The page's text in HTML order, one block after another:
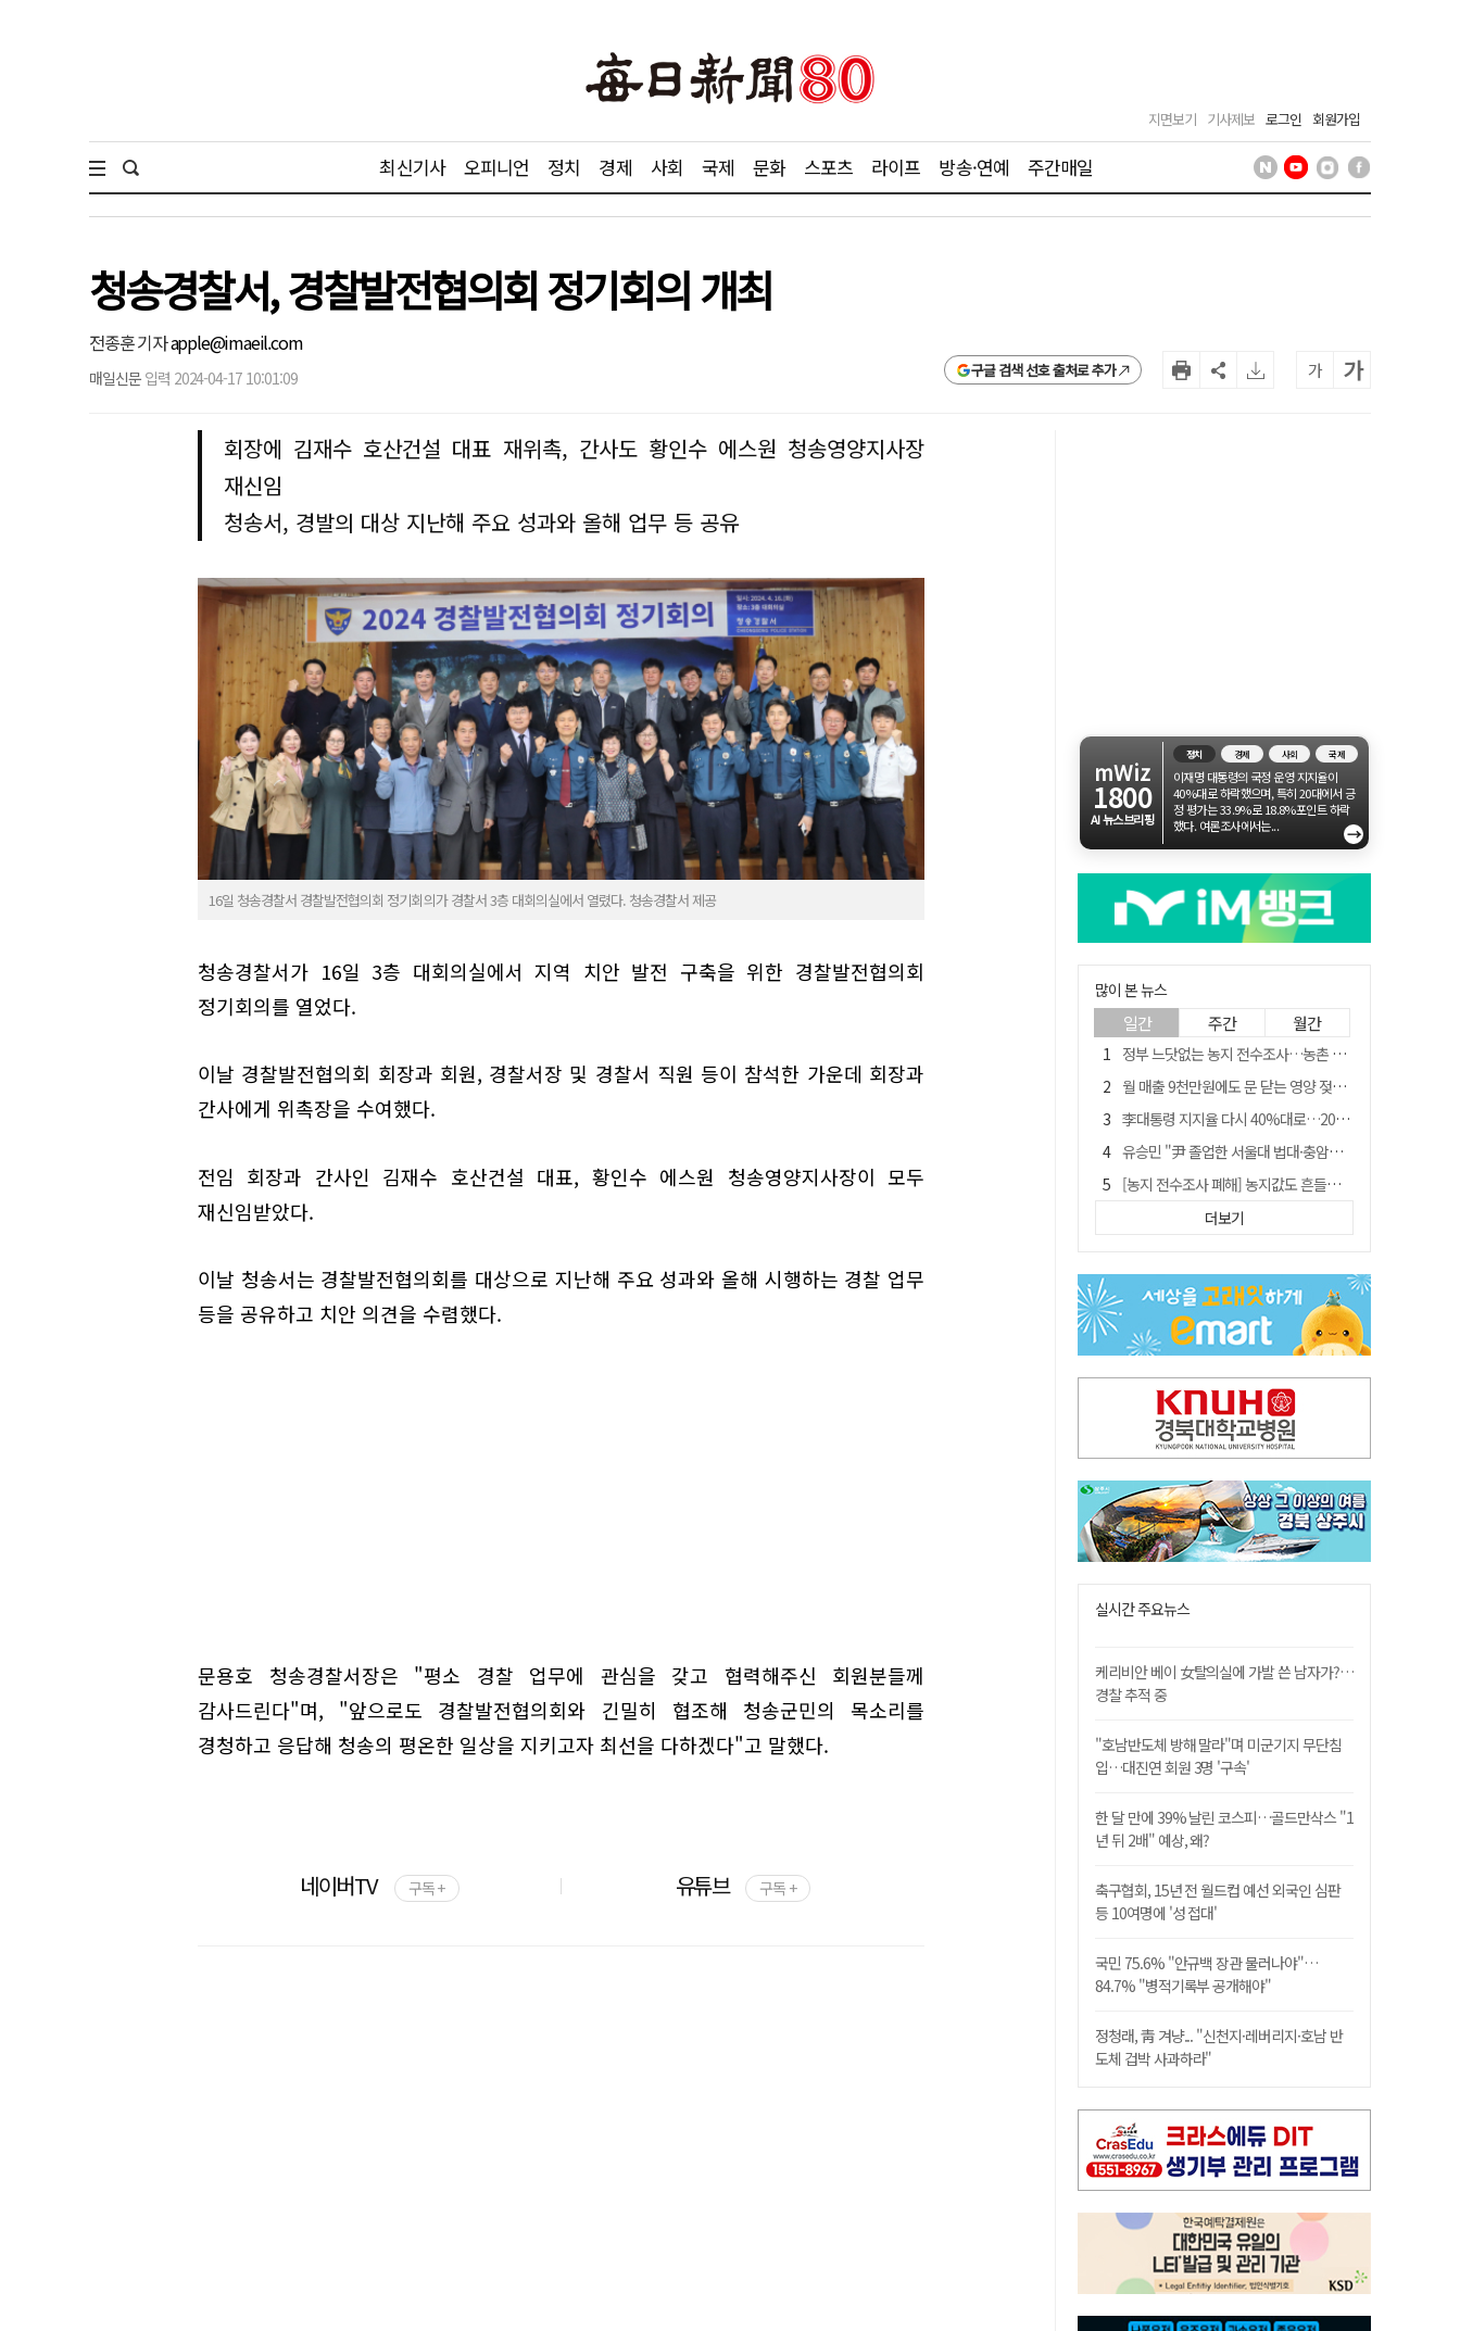
지면보기 기사제보 로그인 회원가입
최신기사 오피니언 정치 경제 사회 국제 문화 스포츠 라이프 방송·연예 주간매일
청송경찰서, 경찰발전협의회 정기회의 개최
전종훈 기자apple@imaeil.com
매일신문 입력 2024-04-17 10:01:09 구글 검색 선호 출처로 추가 가 가
회장에 김재수 호산건설 대표 재위촉, 간사도 황인수 에스원 청송영양지사장
재신임
청송서, 경발의 대상 지난해 주요 성과와 올해 업무 등 공유
16일 청송경찰서 경찰발전협의회 정기회의가 경찰서 3층 대회의실에서 열렸다. 청송경찰서 제공
청송경찰서가 16일 3층 대회의실에서 지역 치안 발전 구축을 위한 경찰발전협의회
정기회의를 열었다.
이날 경찰발전협의회 회장과 회원, 경찰서장 및 경찰서 직원 등이 참석한 가운데 회장과
간사에게 위촉장을 수여했다.
전임 회장과 간사인 김재수 호산건설 대표, 황인수 에스원 청송영양지사장이 모두
재신임받았다.
이날 청송서는 경찰발전협의회를 대상으로 지난해 주요 성과와 올해 시행하는 경찰 업무
등을 공유하고 치안 의견을 수렴했다.
문용호 청송경찰서장은 "평소 경찰 업무에 관심을 갖고 협력해주신 회원분들께
감사드린다"며, "앞으로도 경찰발전협의회와 긴밀히 협조해 청송군민의 목소리를
경청하고 응답해 청송의 평온한 일상을 지키고자 최선을 다하겠다"고 말했다.
네이버TV 구독 + 유튜브 구독 +
mWiz
1800
AI 뉴스브리핑
정치 경제 사회 국제
이재명 대통령의 국정 운영 지지율이
40%대로 하락했으며, 특히 20대에서 긍
정 평가는 33.9%로 18.8%포인트 하락
했다. 여론조사에서는...
→
많이 본 뉴스
일간 주간 월간
정부 느닷없는 농지 전수조사…농촌 들쑤시는 '경자유전'의 칼날
월 매출 9천만원에도 문 닫는 영양 젖소농장… "일할 사람이 없어"
李대통령 지지율 다시 40%대로…20대는 18.8%p 급락
유승민 "尹 졸업한 서울대 법대·충암고도 없애야"…李 육사 통합 직격
[농지 전수조사 폐해] 농지값도 흔들리나…"도지 막히면 헐값 매물 나올 수도"
[농지 전수조사 폐해] '쌀 받고 논 내 준' 도지농 이제 어쩌나?
국민 51.9% "李 대통령 재판 재개 필요하다"
경북 영천시, 9월부터 11월까지 반값 여행 혜택 제공
아쉬운 태클
더보기
실시간 주요뉴스
케리비안 베이 女탈의실에 가발 쓴 남자가?…
경찰 추적 중
"호남반도체 방해 말라"며 미군기지 무단침
입…대진연 회원 3명 '구속'
한 달 만에 39% 날린 코스피…골드만삭스 "1
년 뒤 2배" 예상, 왜?
축구협회, 15년 전 월드컵 예선 외국인 심판
등 10여명에 '성 접대'
국민 75.6% "안규백 장관 물러나야"…
84.7% "병적기록부 공개해야"
정청래, 靑 겨냥... "신천지·레버리지·호남 반
도체 겁박 사과하라"